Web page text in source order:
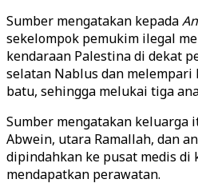
Sumber mengatakan kepada
sekelompok pemukim ilegal
kendaraan Palestina di dekat
selatan Nablus dan melempari
batu, sehingga melukai tiga
Sumber mengatakan keluarga
Abwein, utara Ramallah, dan
dipindahkan ke pusat medis
mendapatkan perawatan.